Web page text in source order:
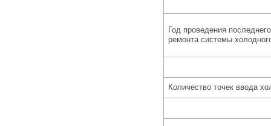
Год проведения
ремонта системы
Количество точек ввода